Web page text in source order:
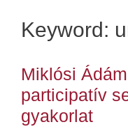
Keyword:
Miklósi
participatív
gyakorlat